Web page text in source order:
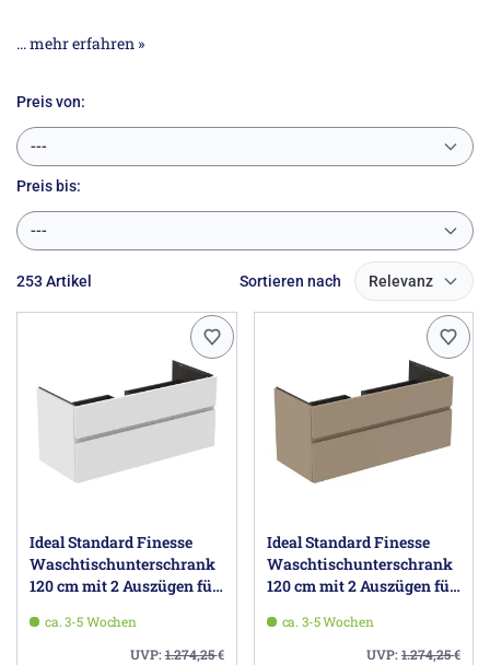
... mehr erfahren »
Preis von:
---
Preis bis:
---
253 Artikel Sortieren nach Relevanz
Ideal Standard Finesse
Waschtischunterschrank
120 cm mit 2 Auszügen für
ca. 3-5 Wochen
UVP:1.274,25€
Ideal Standard Finesse
Waschtischunterschrank
120 cm mit 2 Auszügen für
ca. 3-5 Wochen
UVP:1.274,25€